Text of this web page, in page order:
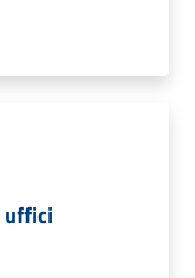
uffici